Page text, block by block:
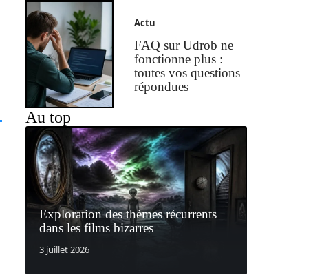
Actu
FAQ sur Udrob ne
fonctionne plus :
toutes vos questions
répondues
Au top
Exploration des thèmes récurrents
dans les films bizarres
3 juillet 2026